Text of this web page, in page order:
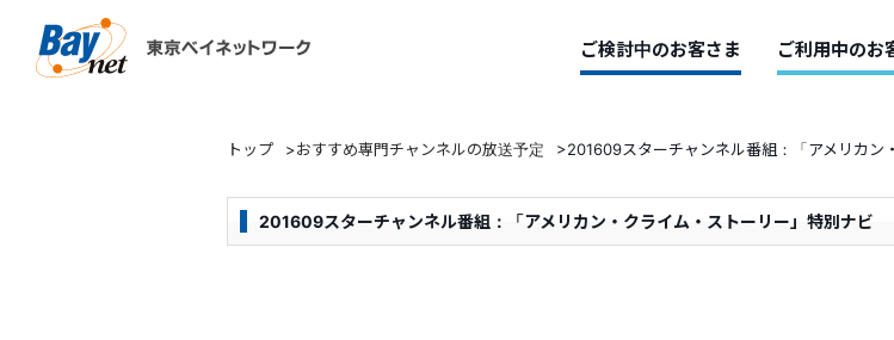
ご検討中のお客さま ご利用中のお
トップ >おすすめ専門チャンネルの放送予定 >201609スターチャンネル番組：「アメリカン
201609スターチャンネル番組：「アメリカン・クライム・ストーリー」特別ナビ